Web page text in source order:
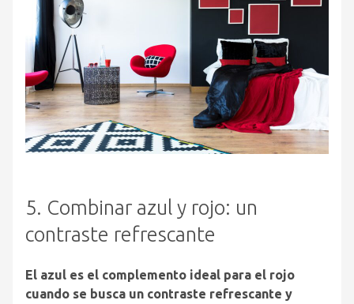
5. Combinar azul y rojo: un
contraste refrescante
El azul es el complemento ideal para el rojo
cuando se busca un contraste refrescante y